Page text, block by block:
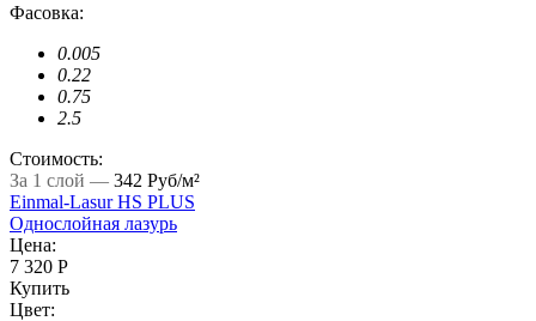
Фасовка:
0.005
0.22
0.75
2.5
Стоимость:
За 1 слой — 342 Руб/м²
Einmal-Lasur HS PLUS
Однослойная лазурь
Цена:
7 320 Р
Купить
Цвет: